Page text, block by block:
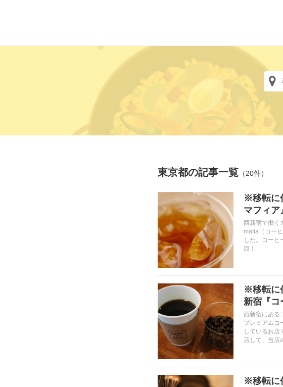
東京都の記事一覧 （20件）
※移転に
マフィア
西新宿で働く
mafia（コー
した。コーヒ
目！
※移転に
新宿『コ
西新宿にある
プレミアムコ
しているお
店して、当店
※移転に